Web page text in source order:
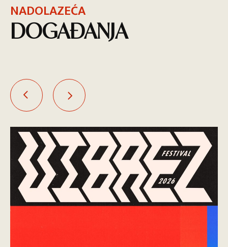
NADOLAZEĆA
DOGAĐANJA